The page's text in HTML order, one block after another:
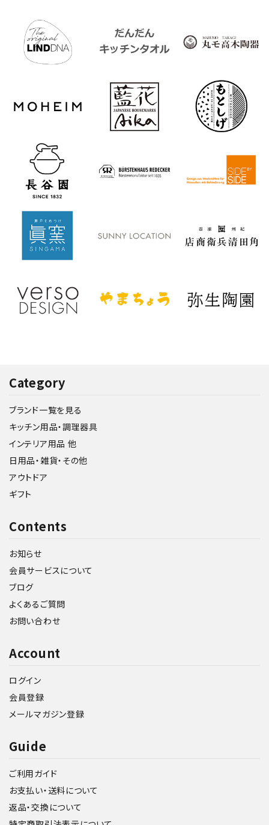
Category
ブランド一覧を見る
キッチン用品・調理器具
インテリア用品 他
日用品・雑貨・その他
アウトドア
ギフト
Contents
お知らせ
会員サービスについて
ブログ
よくあるご質問
お問い合わせ
Account
ログイン
会員登録
メールマガジン登録
Guide
ご利用ガイド
お支払い・送料について
返品・交換について